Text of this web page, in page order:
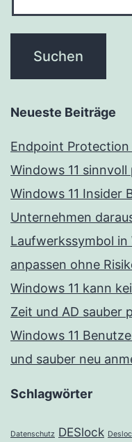
Neueste Beiträge
Endpoint
Windows 11 sinnvoll
Windows 11 Insider
Unternehmen
Laufwerkssymbol in
anpassen ohne
Windows 11 kann
Zeit und AD sauber
Windows 11
und sauber neu
Schlagwörter
Datenschutz DESlock